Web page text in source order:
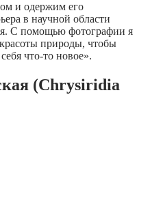
и одержим его
в научной области
С помощью фотографии я
природы, чтобы
что-то новое».
(Chrysiridia